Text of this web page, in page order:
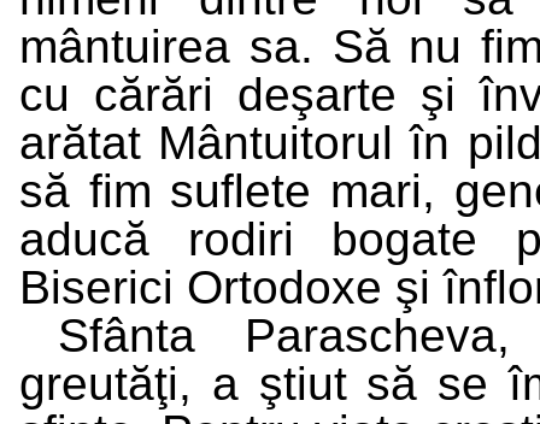
mântuirea sa. Să nu
cu cărări deşarte şi
arătat Mântuitorul în
să fim suflete mari,
aducă rodiri bogate
Biserici Ortodoxe şi
Sfânta
greutăţi, a ştiut să se